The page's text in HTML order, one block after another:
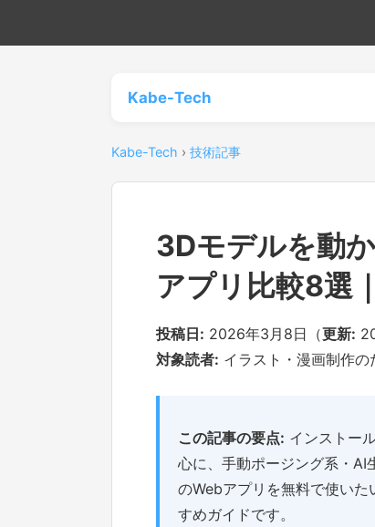
Kabe-Tech
Kabe-Tech › 技術記事
3Dモデルを動
アプリ比較8選
投稿日: 2026年3月8日（更新:
対象読者: イラスト・漫画制作
この記事の要点: インストー
心に、手動ポージング系・
のWebアプリを無料で使い
すめガイドです。